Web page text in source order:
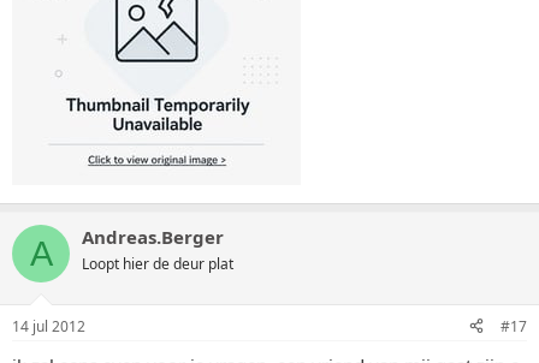
A Andreas.Berger
Loopt hier de deur plat
14 jul 2012 #17